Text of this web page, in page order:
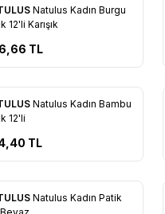
Ekle
Natulus Kadın Burgu
12'li Karışık
TL
Ekle
Natulus Kadın Bambu
12'li
TL
Ekle
Natulus Kadın Patik